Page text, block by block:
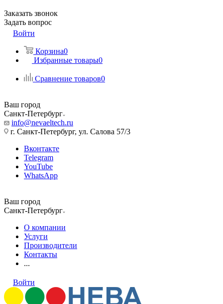
Заказать звонок
Задать вопрос
Войти
Корзина0
Избранные товары0
Сравнение товаров0
Ваш город
Санкт-Петербург
info@nevaeltech.ru
г. Санкт-Петербург, ул. Салова 57/3
Вконтакте
Telegram
YouTube
WhatsApp
Ваш город
Санкт-Петербург
О компании
Услуги
Производители
Контакты
...
Войти